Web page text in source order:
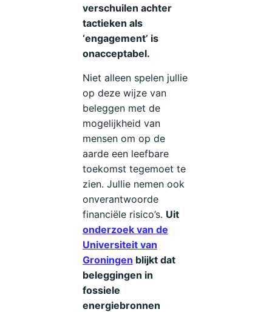
verschuilen achter
tactieken als
‘engagement’ is
onacceptabel.
Niet alleen spelen jullie
op deze wijze van
beleggen met de
mogelijkheid van
mensen om op de
aarde een leefbare
toekomst tegemoet te
zien. Jullie nemen ook
onverantwoorde
financiële risico’s. Uit
onderzoek van de
Universiteit van
Groningen blijkt dat
beleggingen in
fossiele
energiebronnen